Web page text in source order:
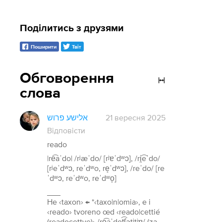
Обговорення
слова
אלישע פרוש
21 вересня 2025
Відповісти
reado
|re͡aˈdo| /rʲæˈdo/ [rʲɐˈdʷɔ], /ri̯͡eˈdo/
[rʲeˈdʷɔ, reˈdʷo, re̝ˈdʷɔ], /reˈdo/ [re
ˈdʷɔ, reˈdʷo, reˈdʷo̝]
He ‹taxon› ← *‹taxo|n|omia›, e i
‹reado› tvoreno œd ‹reado|cettié
Поділитись з друзями
Поширити Твіт